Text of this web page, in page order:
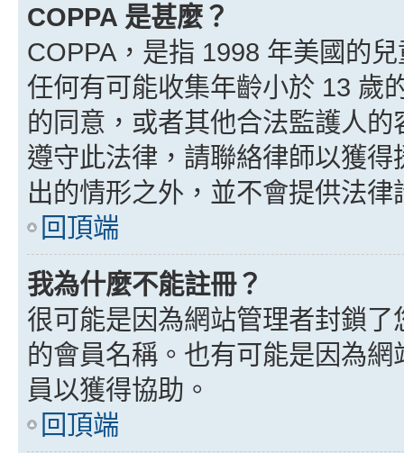
COPPA 是甚麼？
COPPA，是指 1998 年美國的
任何有可能收集年齡小於 13 歲
的同意，或者其他合法監護人
遵守此法律，請聯絡律師以獲
出的情形之外，並不會提供法
回頂端
我為什麼不能註冊？
很可能是因為網站管理者封鎖
的會員名稱。也有可能是因為
員以獲得協助。
回頂端